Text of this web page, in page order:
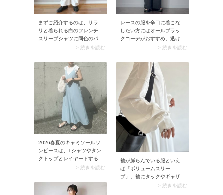
レースの服を辛口に着こな
したい方にはオールブラッ
クコーデがおすすめ。透け
感のあるレースが軽やかさ
ックでも重たく見えませ
ん。レース服に加えてレザ
ーやサテンなど異なる素材
を組み合わせると、さらに
奥行きのあるスタイリング
に。
> 続きを読む
まずご紹介するのは、サラ
リと着られる白のフレンチ
スリーブシャツに同色のパ
ンツを合わせたスタイル。
引き締めることで、軽やか
さの中に程よいメリハリ感
をプラス。白のクリーンな
爽やかさとモノトーンなら
ではのシャレ感を同時に味
わえる、大人の夏にぴった
りな着こなしです。
> 続きを読む
2026春夏のキャミソールワ
ンピースは、Tシャツやタン
クトップとレイヤードする
のを前提に作られたデザイ
性らしさを兼ね備えたコー
デにまとまり、トレンド感
> 続きを読む
袖が膨らんでいる服といえ
ば「ボリュームスリー
ブ」。袖にタックやギャザ
ーを施すことでボリューム
> 続きを読む